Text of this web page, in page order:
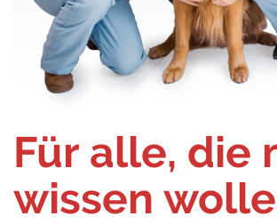
Für alle, die
wissen